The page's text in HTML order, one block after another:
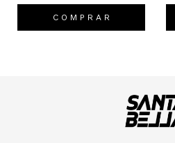
C O M P R A R